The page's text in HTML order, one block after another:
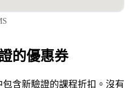
的優惠券
含新驗證的課程折扣。沒有